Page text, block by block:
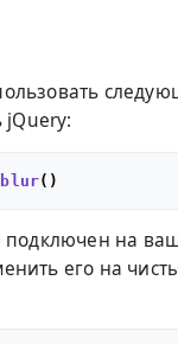
jQuery:
blur
подключен на
его на